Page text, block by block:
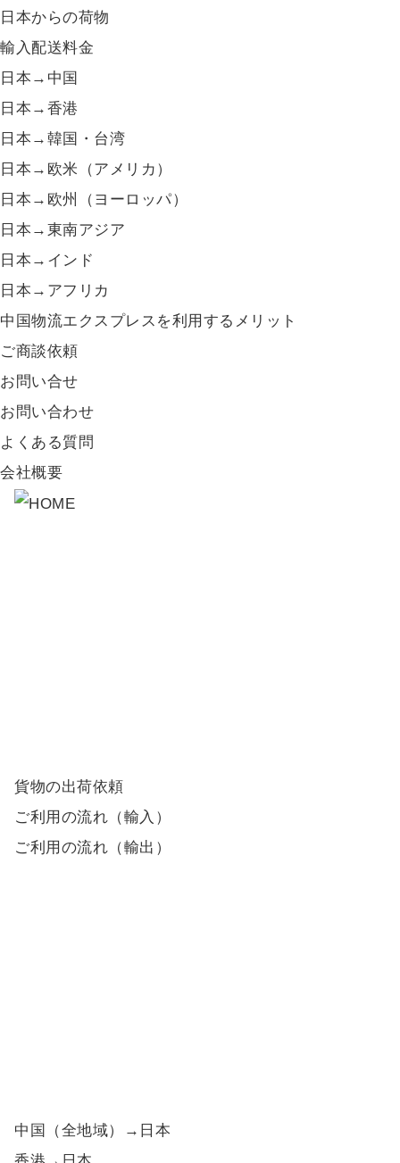
日本からの荷物
輸入配送料金
日本→中国
日本→香港
日本→韓国・台湾
日本→欧米（アメリカ）
日本→欧州（ヨーロッパ）
日本→東南アジア
日本→インド
日本→アフリカ
中国物流エクスプレスを利用するメリット
ご商談依頼
お問い合せ
お問い合わせ
よくある質問
会社概要
貨物の出荷依頼
ご利用の流れ（輸入）
ご利用の流れ（輸出）
中国（全地域）→日本